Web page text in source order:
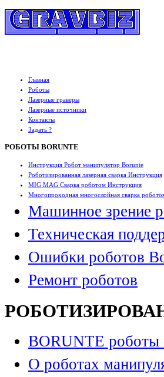
Главная
Роботы
Лазерные граверы
Лазерные источники
Контакты
Задать ?
РОБОТЫ BORUNTE
Инструкция Робот манипулятор Borunte
Роботизированная лазерная сварка Инструкция
MIG MAG Сварка роботом Инструкция
Многопроходная многослойная сварка
Машинное зрение
Техническая
Ошибки роботов
Ремонт роботов
BORUNTE роботы
О роботах